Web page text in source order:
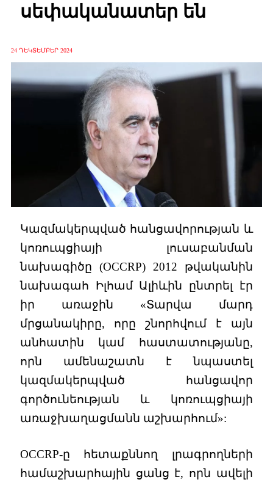
սեփականատեր են
24 ԴԵԿՏԵՄԲԵՐ 2024
Կազմակերպված հանցավորության և
կոռուպցիայի լուսաբանման
նախագիծը (OCCRP) 2012 թվականին
նախագահ Իլհամ Ալիևին ընտրել էր
իր առաջին «Տարվա մարդ
մրցանակիրը, որը շնորհվում է այն
անհատին կամ հաստատությանը,
որն ամենաշատն է նպաստել
կազմակերպված հանցավոր
գործունեության և կոռուպցիայի
առաջխաղացմանն աշխարհում»:
OCCRP-ը հետաքննող լրագրողների
համաշխարհային ցանց է, որն ավելի